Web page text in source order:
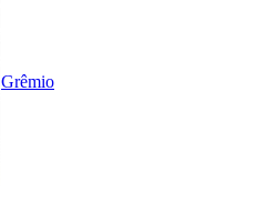
Grêmio